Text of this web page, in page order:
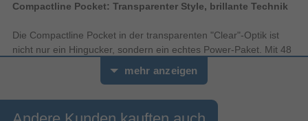
Compactline Pocket: Transparenter Style, brillante Technik
Die Compactline Pocket in der transparenten "Clear"-Optik ist
nicht nur ein Hingucker, sondern ein echtes Power-Paket. Mit 48
Megapixeln und 4K-Video fängst du deine Welt in
beeindruckender Qualität ein – kompakt, leicht und immer dabei.
Klare Details: Bis zu 48 MP* für lebensechte Erinnerungen
mehr anzeigen